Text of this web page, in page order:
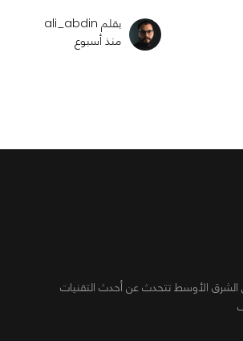
بقلم ali_abdin
منذ أسبوع
الشرق الأوسط تتحدث عن أحدث التقنيات